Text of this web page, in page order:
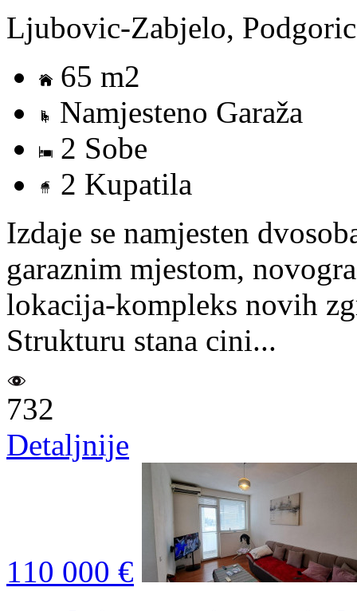
Ljubovic-Zabjelo,
65 m2
Namjesteno Garaža
2 Sobe
2 Kupatila
Izdaje se namjesten
garaznim mjestom,
lokacija-kompleks novih
Strukturu stana cini...
732
Detaljnije
110 000 €